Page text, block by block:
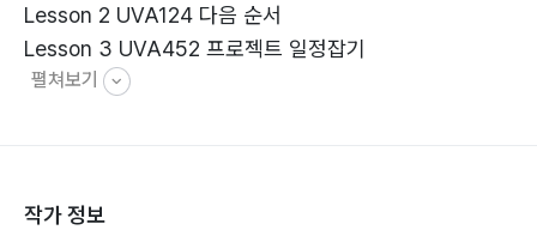
Lesson 2 UVA124 다음 순서
Lesson 3 UVA452 프로젝트 일정잡기
Lesson 3 UVA10608 친구들
펼쳐보기
작가 정보